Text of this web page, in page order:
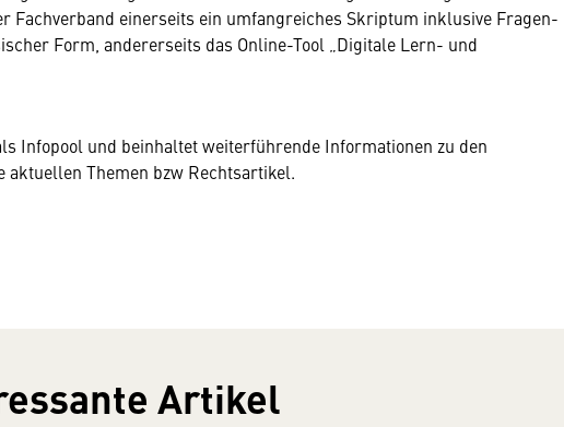
Fachverband einerseits ein umfangreiches Skriptum inklusive Fragen-
Form, andererseits das Online-Tool „Digitale Lern- und
Infopool und beinhaltet weiterführende Informationen zu den
aktuellen Themen bzw Rechtsartikel.
Artikel